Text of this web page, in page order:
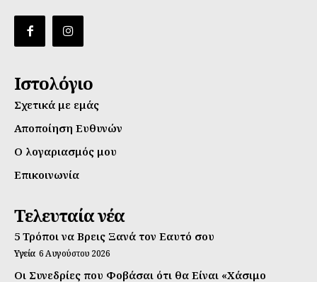
Ιστολόγιο
Σχετικά με εμάς
Αποποίηση Ευθυνών
Ο λογαριασμός μου
Επικοινωνία
Τελευταία νέα
5 Τρόποι να Βρεις Ξανά τον Εαυτό σου
Υγεία 6 Αυγούστου 2026
Οι Συνεδρίες που Φοβάσαι ότι θα Είναι «Χάσιμο